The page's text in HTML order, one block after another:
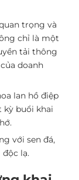
trọng và
chỉ là một
tải thông
doanh
lan hồ điệp
kỳ buổi khai
với sen đá,
lạ.